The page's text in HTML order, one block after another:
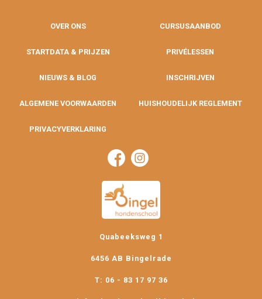
OVER ONS CURSUSAANBOD
STARTDATA & PRIJZEN PRIVÉLESSEN
NIEUWS & BLOG INSCHRIJVEN
ALGEMENE VOORWAARDEN HUISHOUDELIJK REGLEMENT
PRIVACYVERKLARING
Quabeeksweg 1
6456 AB Bingelrade
T: 06 - 83 17 97 36